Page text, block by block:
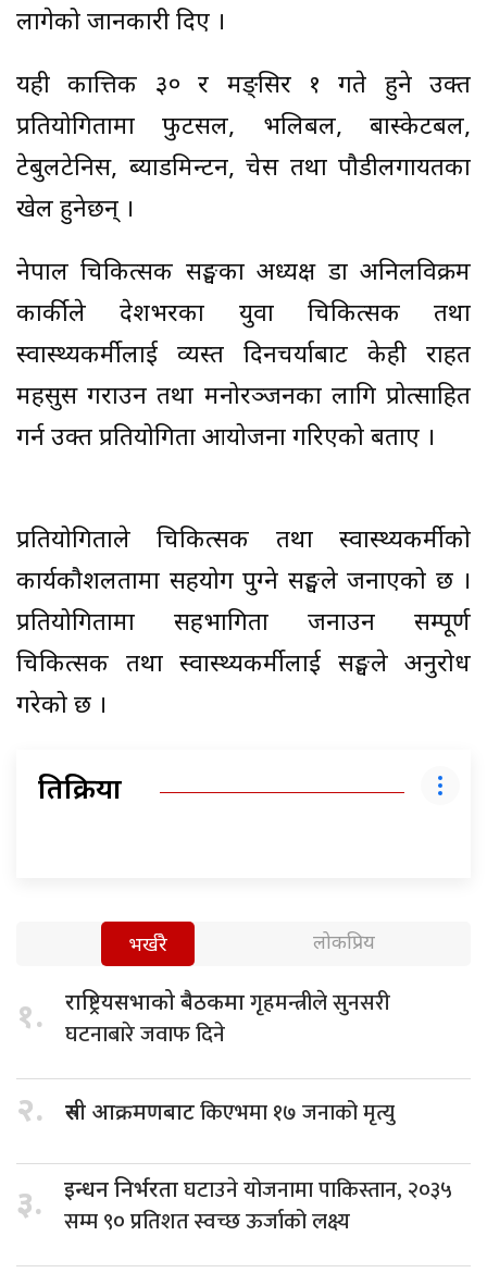
लागेको जानकारी दिए ।
यही कात्तिक ३० र मङ्सिर १ गते हुने उक्त
प्रतियोगितामा फुटसल, भलिबल, बास्केटबल,
टेबुलटेनिस, ब्याडमिन्टन, चेस तथा पौडीलगायतका
खेल हुनेछन् ।
नेपाल चिकित्सक सङ्घका अध्यक्ष डा अनिलविक्रम
कार्कीले देशभरका युवा चिकित्सक तथा
स्वास्थ्यकर्मीलाई व्यस्त दिनचर्याबाट केही राहत
महसुस गराउन तथा मनोरञ्जनका लागि प्रोत्साहित
गर्न उक्त प्रतियोगिता आयोजना गरिएको बताए ।
प्रतियोगिताले चिकित्सक तथा स्वास्थ्यकर्मीको
कार्यकौशलतामा सहयोग पुग्ने सङ्घले जनाएको छ ।
प्रतियोगितामा सहभागिता जनाउन सम्पूर्ण
चिकित्सक तथा स्वास्थ्यकर्मीलाई सङ्घले अनुरोध
गरेको छ ।
प्रतिक्रिया
भर्खरै लोकप्रिय
१. राष्ट्रियसभाको बैठकमागृहमन्त्रीले सुनसरी
घटनाबारे जवाफ दिने
२. रुसी आक्रमणबाटकिएभमा १७ जनाको मृत्यु
३. इन्धन निर्भरताघटाउने योजनामा पाकिस्तान, २०३५
सम्म ९० प्रतिशत स्वच्छ ऊर्जाको लक्ष्य